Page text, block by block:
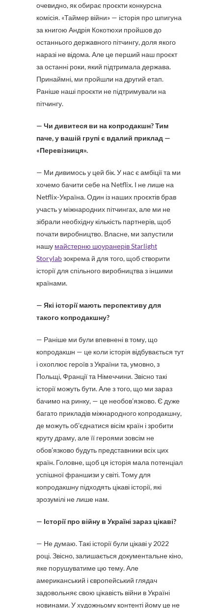
очевидно, як обирає проєкти конкурсна
комісія. «Таймер війни» — історія про шпигуна
за книгою Андрія Кокотюхи пройшов до
останнього державного пітчингу, доля якого
наразі не відома. Але це перший наш проєкт
за останні роки, який підтримала держава.
Принаймні, ми пройшли на другий етап.
Раніше наші проєкти не підтримували на
пітчингу.
— Чи дивитеся ви на копродакшн? Тим
паче, у вашій групі є вдалий приклад —
«Перевізниця».
— Ми дивимось у цей бік. У нас є амбіції та ми
хочемо бачити себе на Netflix. І не лише на
Netflix-Україна. Один із наших проєктів брав
участь у міжнародних пітчингах, але ми не
зібрали необхідну кількість партнерів, щоб
почати виробництво. Власне, ми запустили
нашу майстерню шоуранерів Starlight
Storylabзокрема й для того, щоб створити
історії для спільного виробництва з іншими
країнами.
— Які історії мають перспективу для
такого копродакшну?
— Раніше ми були впевнені в тому, що
копродакшн — це коли історія відбувається тут
і охоплює героїв з України та, умовно, з
Польщі, Франції та Німеччини. Звісно такі
історії можуть бути. Але з того, що ми зараз
бачимо на ринку, — це необов’язково. Є дуже
багато прикладів міжнародного копродакшну,
де можуть об’єднатися вісім країн і зробити
круту драму, але її героями зовсім не
обов’язково будуть представники всіх цих
країн. Головне, щоб ця історія мала потенціал
успішної франшизи у світі. Тому для
копродакшну підходять цікаві історії, які
зрозумілі не лише нам.
— Історії про війну в Україні зараз цікаві?
— Не думаю. Такі історії були цікаві у 2022
році. Звісно, залишається документальне кіно,
яке порушуватиме цю тему. Але
американський і європейський глядач
задовольняє свою цікавість війни в Україні
новинами. У художньому контенті йому це не